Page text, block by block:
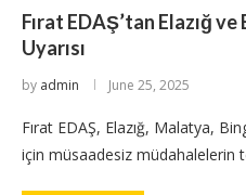
Fırat EDAŞ’tan Elazığ
Uyarısı
by admin June 25, 2025
Fırat EDAŞ, Elazığ, Malatya,
için müsaadesiz müdahalelerin